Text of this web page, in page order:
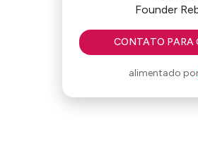
Founder
Vintage furniture
Déco | Photo |
CONTATO PARA
alimentado